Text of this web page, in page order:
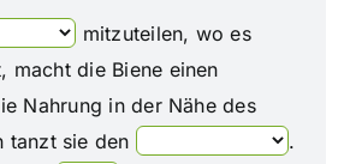
mitzuteilen, wo es
macht die Biene einen
Nahrung in der Nähe des
tanzt sie den
.